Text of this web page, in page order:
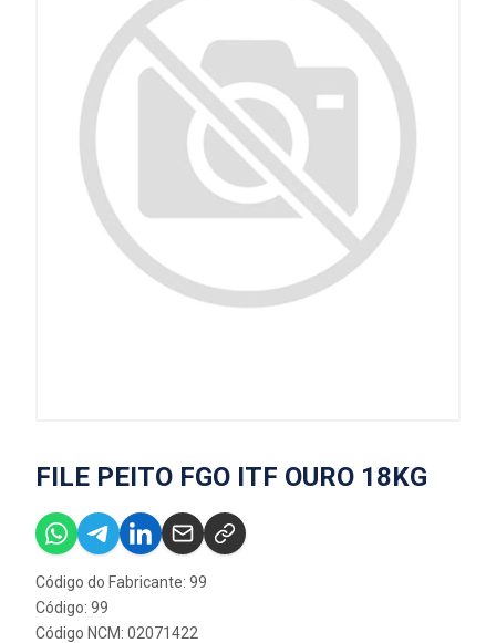
FILE PEITO FGO ITF OURO 18KG
Código do Fabricante: 99
Código: 99
Código NCM: 02071422